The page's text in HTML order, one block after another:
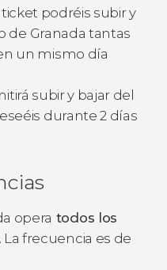
podréis subir y
de Granada tantas
un mismo día
subir y bajar del
durante 2 días
opera todos los
. La frecuencia es de